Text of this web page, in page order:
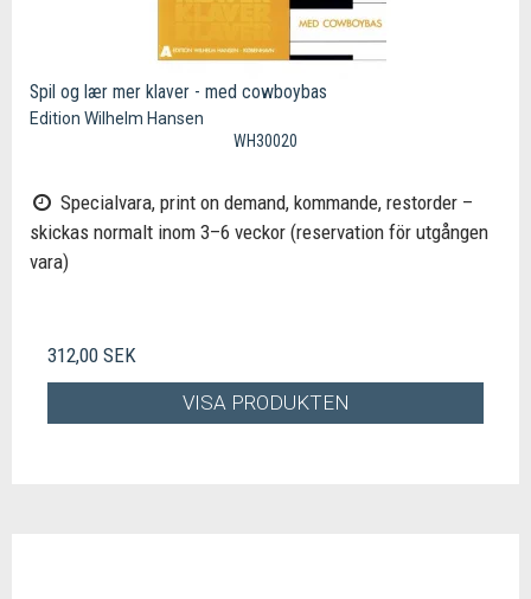
Spil og lær mer klaver - med cowboybas
Edition Wilhelm Hansen
WH30020
Specialvara, print on demand, kommande, restorder –
skickas normalt inom 3–6 veckor (reservation för utgången
vara)
312,00 SEK
VISA PRODUKTEN